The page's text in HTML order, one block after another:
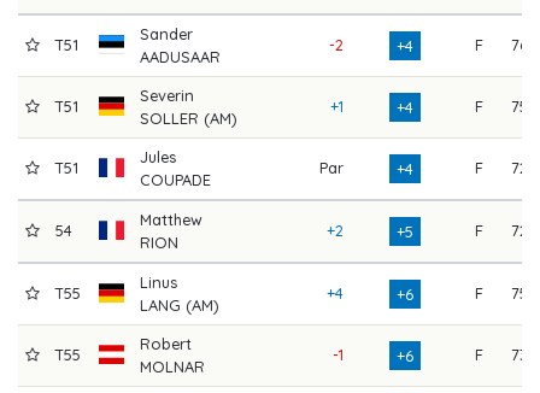
T51
Sander
AADUSAAR
-2 +4 F 76
T51
Severin
SOLLER (AM)
+1 +4 F 75
T51
Jules
COUPADE
Par +4 F 72
54
Matthew
RION
+2 +5 F 72
T55
Linus
LANG (AM)
+4 +6 F 75
T55
Robert
MOLNAR
-1 +6 F 73